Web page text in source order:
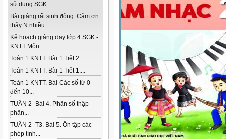
sử dụng SGK...
Bài giảng rất sinh động. Cảm ơn
thầy N nhiều...
Kế hoạch giảng dạy lớp 4 SGK -
KNTT Môn...
Toán 1 KNTT. Bài 1 Tiết 2....
Toán 1 KNTT. Bài 1 Tiết 1....
Toán 1 KNTT. Bài Các số từ 0
đến 10...
TUẦN 2- Bài 4. Phân số thập
phân...
TUẦN 2- T3. Bài 5. Ôn tập các
phép tính...